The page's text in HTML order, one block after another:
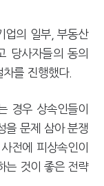
업의 일부, 부동산
당사자들의 동의
를 진행했다.
경우 상속인들이
을 문제 삼아 분쟁
전에 피상속인이
는 것이 좋은 전략